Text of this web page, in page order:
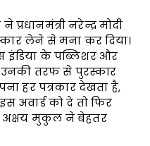
नरेन्द्र मोदी
लेने से मना कर दिया।
इंडिया के पब्लिशर और
तरफ से पुरस्कार
हर पत्रकार देखता है,
अवार्ड को दे तो फिर
अक्षय मुकुल ने बेहतर